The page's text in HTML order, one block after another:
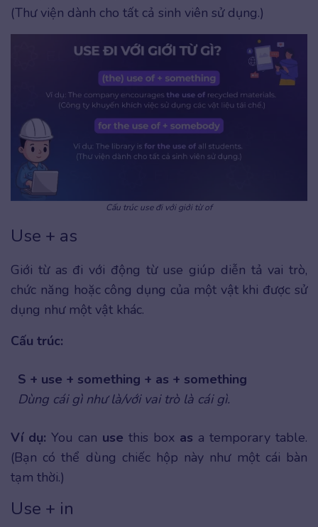
(Thư viện dành cho tất cả sinh viên sử dụng.)
Cấu trúc use đi với giới từ of
Use + as
Giới từ as đi với động từ use giúp diễn tả vai trò,
chức năng hoặc công dụng của một vật khi được sử
dụng như một vật khác.
Cấu trúc:
S + use + something + as + something
Dùng cái gì như là/với vai trò là cái gì.
Ví dụ: You can use this box as a temporary table.
(Bạn có thể dùng chiếc hộp này như một cái bàn
tạm thời.)
Use + in